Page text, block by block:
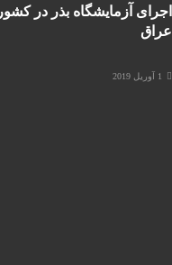
اجرای آزمایشگاه بذر در کشور
عراق
1 آوریل 2019